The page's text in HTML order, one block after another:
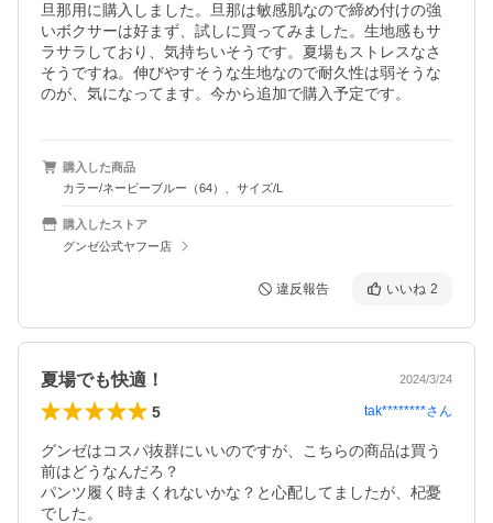
旦那用に購入しました。旦那は敏感肌なので締め付けの強
いボクサーは好まず、試しに買ってみました。生地感もサ
ラサラしており、気持ちいそうです。夏場もストレスなさ
そうですね。伸びやすそうな生地なので耐久性は弱そうな
のが、気になってます。今から追加で購入予定です。
購入した商品
カラー/ネービーブルー（64）、サイズ/L
購入したストア
グンゼ公式ヤフー店
違反報告 いいね 2
夏場でも快適！ 2024/3/24
5 tak********さん
グンゼはコスパ抜群にいいのですが、こちらの商品は買う
前はどうなんだろ？
パンツ履く時まくれないかな？と心配してましたが、杞憂
でした。